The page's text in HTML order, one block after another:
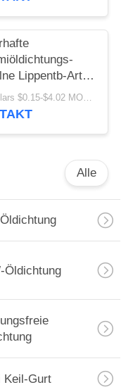
Lippentb-Art
hohes -
Material
US Dollars $0.15-$4.02 MOQ:20pcs
Alle
Öldichtung
Keil-Gurt